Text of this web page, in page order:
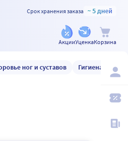
Срок хранения заказа ~ 5 дней
АкцииУценкаКорзина
ног и суставов Гигиена и уход